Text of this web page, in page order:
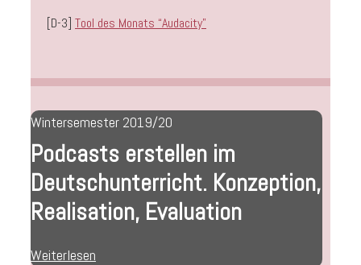
[D-3] Tool des Monats “Audacity”
Wintersemester 2019/20
Podcasts erstellen im
Deutschunterricht. Konzeption,
Realisation, Evaluation
Weiterlesen